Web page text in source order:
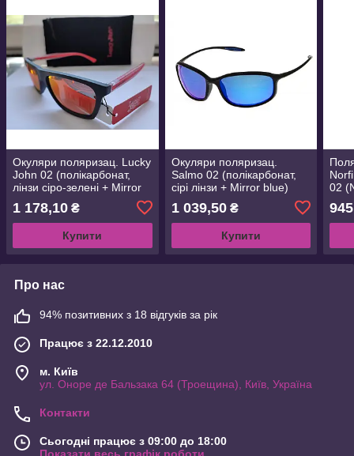
Окуляри поляризац. Lucky
John 02 (полікарбонат,
лінзи сіро-зелені + Mirror
1 178,10 ₴
Купити
Окуляри поляризац.
Salmo 02 (полікарбонат,
сірі лінзи + Mirror blue)
1 039,50₴
Купити
02
945
Про нас
94% позитивних з 18 відгуків за рік
Працює з 22.12.2010
м. Київ
ул. Оноре де Бальзака 64 (Троещина), Київ, Україна
Контакти
Сьогодні працює з 09:00 до 18:00